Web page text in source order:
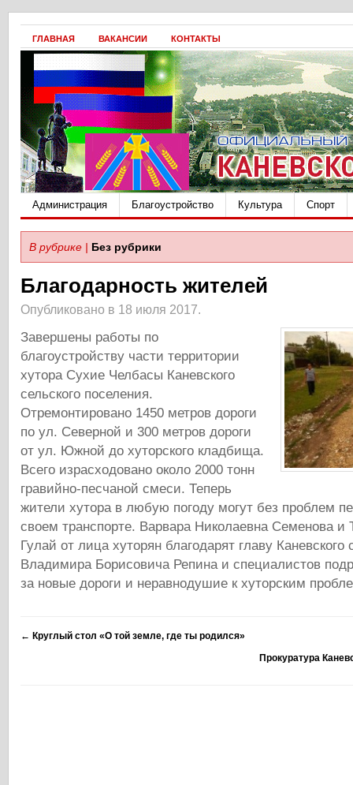
ГЛАВНАЯ ВАКАНСИИ КОНТАКТЫ
Администрация Благоустройство Культура Спорт
В рубрике | Без рубрики
Благодарность жителей
Опубликовано в 18 июля 2017.
Завершены работы по
благоустройству части территории
хутора Сухие Челбасы Каневского
сельского поселения.
Отремонтировано 1450 метров дороги
по ул. Северной и 300 метров дороги
от ул. Южной до хуторского кладбища.
Всего израсходовано около 2000 тонн
гравийно-песчаной смеси. Теперь
жители хутора в любую погоду могут без проблем
своем транспорте. Варвара Николаевна Семенова и
Гулай от лица хуторян благодарят главу Каневского
Владимира Борисовича Репина и специалистов
за новые дороги и неравнодушие к хуторским
← Круглый стол «О той земле, где ты родился»
Прокуратура